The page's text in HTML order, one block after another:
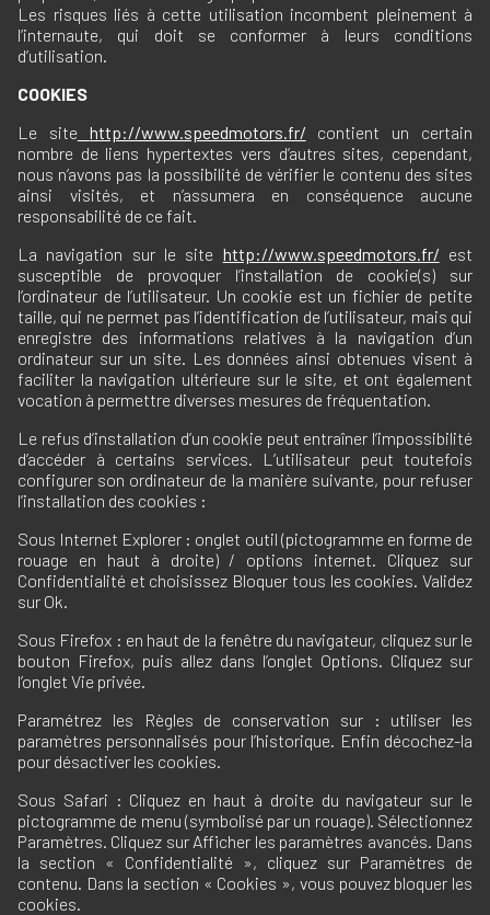
Les risques liés à cette utilisation incombent pleinement à
l’internaute, qui doit se conformer à leurs conditions
d’utilisation.
COOKIES
Le site
http://www.speedmotors.fr/ contient un certain
nombre de liens hypertextes vers d’autres sites, cependant,
nous n’avons pas la possibilité de vérifier le contenu des sites
ainsi visités, et n’assumera en conséquence aucune
responsabilité de ce fait.
La navigation sur le site http://www.speedmotors.fr/ est
susceptible de provoquer l’installation de cookie(s) sur
l’ordinateur de l’utilisateur. Un cookie est un fichier de petite
taille, qui ne permet pas l’identification de l’utilisateur, mais qui
enregistre des informations relatives à la navigation d’un
ordinateur sur un site. Les données ainsi obtenues visent à
faciliter la navigation ultérieure sur le site, et ont également
vocation à permettre diverses mesures de fréquentation.
Le refus d’installation d’un cookie peut entraîner l’impossibilité
d’accéder à certains services. L’utilisateur peut toutefois
configurer son ordinateur de la manière suivante, pour refuser
l’installation des cookies :
Sous Internet Explorer : onglet outil (pictogramme en forme de
rouage en haut à droite) / options internet. Cliquez sur
Confidentialité et choisissez Bloquer tous les cookies. Validez
sur Ok.
Sous Firefox : en haut de la fenêtre du navigateur, cliquez sur le
bouton Firefox, puis allez dans l’onglet Options. Cliquez sur
l’onglet Vie privée.
Paramétrez les Règles de conservation sur : utiliser les
paramètres personnalisés pour l’historique. Enfin décochez-la
pour désactiver les cookies.
Sous Safari : Cliquez en haut à droite du navigateur sur le
pictogramme de menu (symbolisé par un rouage). Sélectionnez
Paramètres. Cliquez sur Afficher les paramètres avancés. Dans
la section « Confidentialité », cliquez sur Paramètres de
contenu. Dans la section « Cookies », vous pouvez bloquer les
cookies.